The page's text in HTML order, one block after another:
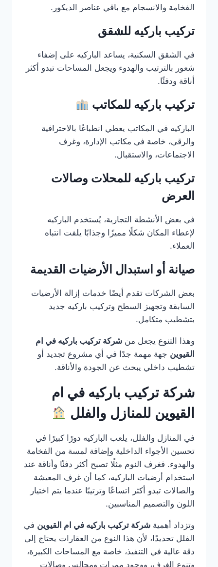
الفخامة والانسجام مع باقي عناصر الديكور.
تركيب باركيه للشقق
في الشقق السكنية، يساعد الباركيه على إضفاء
شعور بالترتيب والهدوء ويجعل المساحات تبدو أكثر
أناقة ودفئًا.
تركيب باركيه للمكاتب
الباركيه في المكاتب يعطي انطباعًا بالاحترافية
والرقي، خاصة في مكاتب الإدارة، وغرف
الاجتماعات، والاستقبال.
تركيب باركيه للمحلات وصالات
العرض
في بعض الأنشطة التجارية، يُستخدم الباركيه
لإعطاء المكان شكلًا مميزًا وجذابًا يلفت انتباه
العملاء.
صيانة أو استبدال الأرضيات القديمة
بعض الشركات تقدم أيضًا خدمات إزالة الأرضيات
السابقة وتجهيز السطح وتركيب باركيه جديد
بتشطيب متكامل.
وهذا التنوع يجعل من شركة تركيب باركيه في ام
القيوين جهة مهمة جدًا في أي مشروع تجديد أو
تشطيب داخلي يبحث عن الجودة والأناقة.
شركة تركيب باركيه في ام
القيوين للمنازل والفلل
في المنازل والفلل، يلعب الباركيه دورًا كبيرًا في
تحسين الأجواء الداخلية وإضافة لمسة من الفخامة
والهدوء. فغرف النوم مثلًا تصبح أكثر دفئًا وأناقة عند
استخدام أرضيات الباركيه، كما أن غرف المعيشة
والصالات تبدو أكثر اتساعًا وترتيبًا عندما يتم اختيار
اللون والتصميم المناسبين.
وتزداد أهمية شركة تركيب باركيه في ام القيوين في
الفلل تحديدًا، لأن هذا النوع من العقارات يحتاج إلى
دقة عالية في التنفيذ، خاصة مع المساحات الكبيرة،
وتنوع الغرف، ووجود ممرات ومجالس وصالات